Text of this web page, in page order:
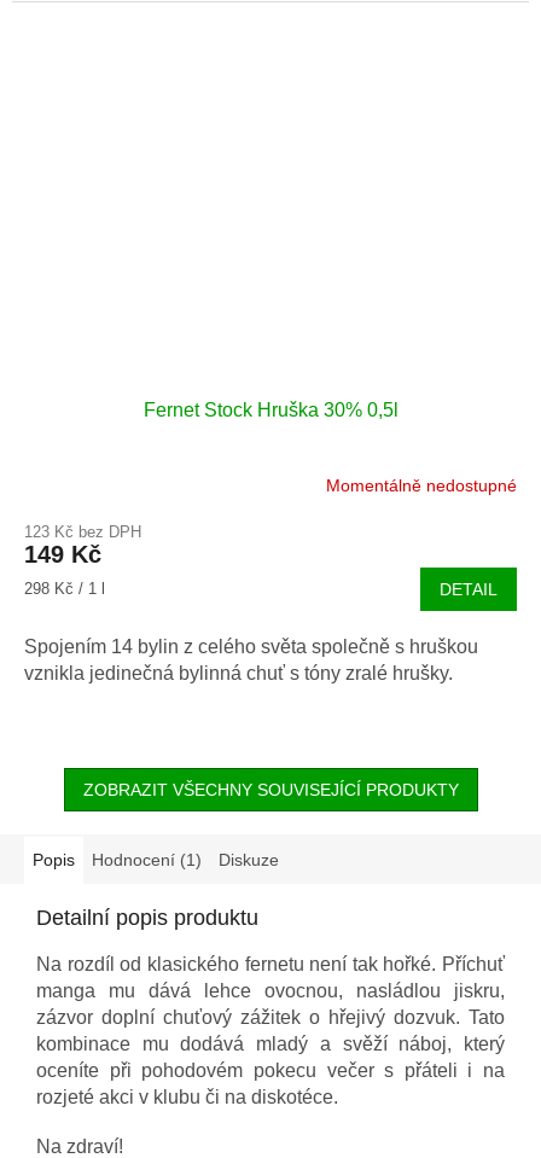
Fernet Stock Hruška 30% 0,5l
Momentálně nedostupné
123 Kč bez DPH
149 Kč
Měrná
298 Kč / 1 l DETAIL
Spojením 14 bylin z celého světa společně s hruškou
vznikla jedinečná bylinná chuť s tóny zralé hrušky.
ZOBRAZIT VŠECHNY SOUVISEJÍCÍ PRODUKTY
Popis Hodnocení (1) Diskuze
Detailní popis produktu
Na rozdíl od klasického fernetu není tak hořké. Příchuť
manga mu dává lehce ovocnou, nasládlou jiskru,
zázvor doplní chuťový zážitek o hřejivý dozvuk. Tato
kombinace mu dodává mladý a svěží náboj, který
oceníte při pohodovém pokecu večer s přáteli i na
rozjeté akci v klubu či na diskotéce.
Na zdraví!